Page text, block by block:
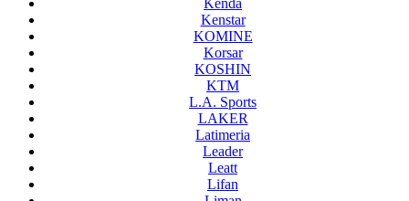
Kenstar
KOMINE
Korsar
KOSHIN
KTM
L.A. Sports
LAKER
Latimeria
Leader
Leatt
Lifan